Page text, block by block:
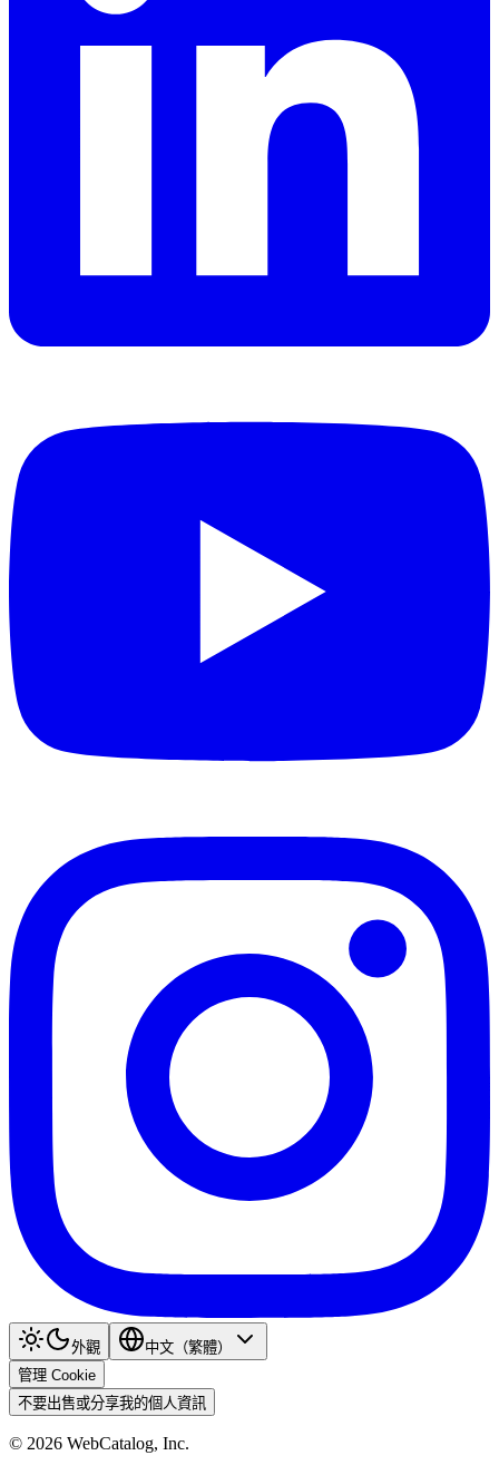
外觀
中文（繁體）
管理 Cookie
不要出售或分享我的個人資訊
© 2026 WebCatalog, Inc.